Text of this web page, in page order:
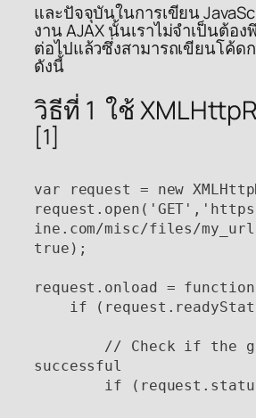
และปัจจุบันในการเขียน
งาน AJAX นั้นเราไม่จำเป็นต้อง
ต่อไปแล้วซึ่งสามารถเขียนโค้ด
ดังนี้
วิธีที่ 1 ใช้
[1]
var request = new
ine.com/misc/files/
true);
request.onload =
successful